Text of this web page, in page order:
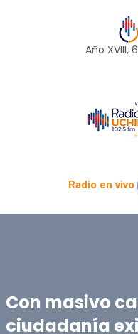
Año XVIII,
Radio en vivo
Con masivo
ciudadanía